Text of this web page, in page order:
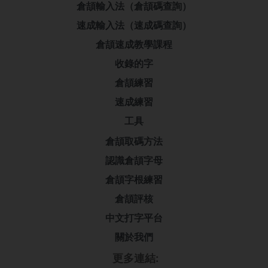
倉頡輸入法（倉頡碼查詢）
速成輸入法（速成碼查詢）
倉頡速成教學課程
收錄的字
倉頡練習
速成練習
工具
倉頡取碼方法
認識倉頡字母
倉頡字根練習
倉頡評核
中文打字平台
關於我們
更多連結: